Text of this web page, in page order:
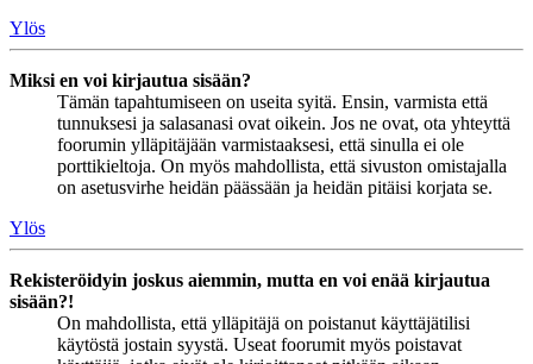
Ylös
Miksi en voi kirjautua sisään?
Tämän tapahtumiseen on useita syitä. Ensin, varmista että
tunnuksesi ja salasanasi ovat oikein. Jos ne ovat, ota yhteyttä
foorumin ylläpitäjään varmistaaksesi, että sinulla ei ole
porttikieltoja. On myös mahdollista, että sivuston omistajalla
on asetusvirhe heidän päässään ja heidän pitäisi korjata se.
Ylös
Rekisteröidyin joskus aiemmin, mutta en voi enää kirjautua
sisään?!
On mahdollista, että ylläpitäjä on poistanut käyttäjätilisi
käytöstä jostain syystä. Useat foorumit myös poistavat